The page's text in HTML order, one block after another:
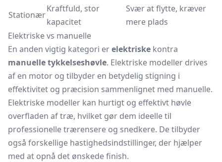
Stationær
Kraftfuld, stor
kapacitet
Svær at flytte, kræver
mere plads
Elektriske vs manuelle
En anden vigtig kategori erelektriske kontra
manuelle tykkelseshøvle. Elektriske modeller drives
af en motor og tilbyder en betydelig stigning i
effektivitet og præcision sammenlignet med manuelle.
Elektriske modeller kan hurtigt og effektivt høvle
overfladen af træ, hvilket gør dem ideelle til
professionelle trærensere og snedkere. De tilbyder
også forskellige hastighedsindstillinger, der hjælper
med at opnå det ønskede finish.